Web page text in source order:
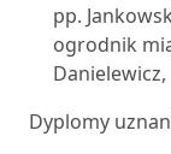
pp.
ogrodnik
Danielewicz,
Dyplomy